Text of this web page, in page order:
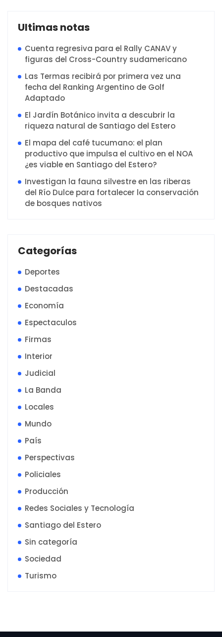
Ultimas notas
Cuenta regresiva para el Rally CANAV y
figuras del Cross-Country sudamericano
Las Termas recibirá por primera vez una
fecha del Ranking Argentino de Golf
Adaptado
El Jardín Botánico invita a descubrir la
riqueza natural de Santiago del Estero
El mapa del café tucumano: el plan
productivo que impulsa el cultivo en el NOA
¿es viable en Santiago del Estero?
Investigan la fauna silvestre en las riberas
del Río Dulce para fortalecer la conservación
de bosques nativos
Categorías
Deportes
Destacadas
Economía
Espectaculos
Firmas
Interior
Judicial
La Banda
Locales
Mundo
País
Perspectivas
Policiales
Producción
Redes Sociales y Tecnología
Santiago del Estero
Sin categoría
Sociedad
Turismo